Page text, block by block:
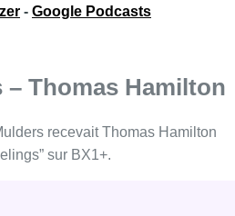
- Google Podcasts